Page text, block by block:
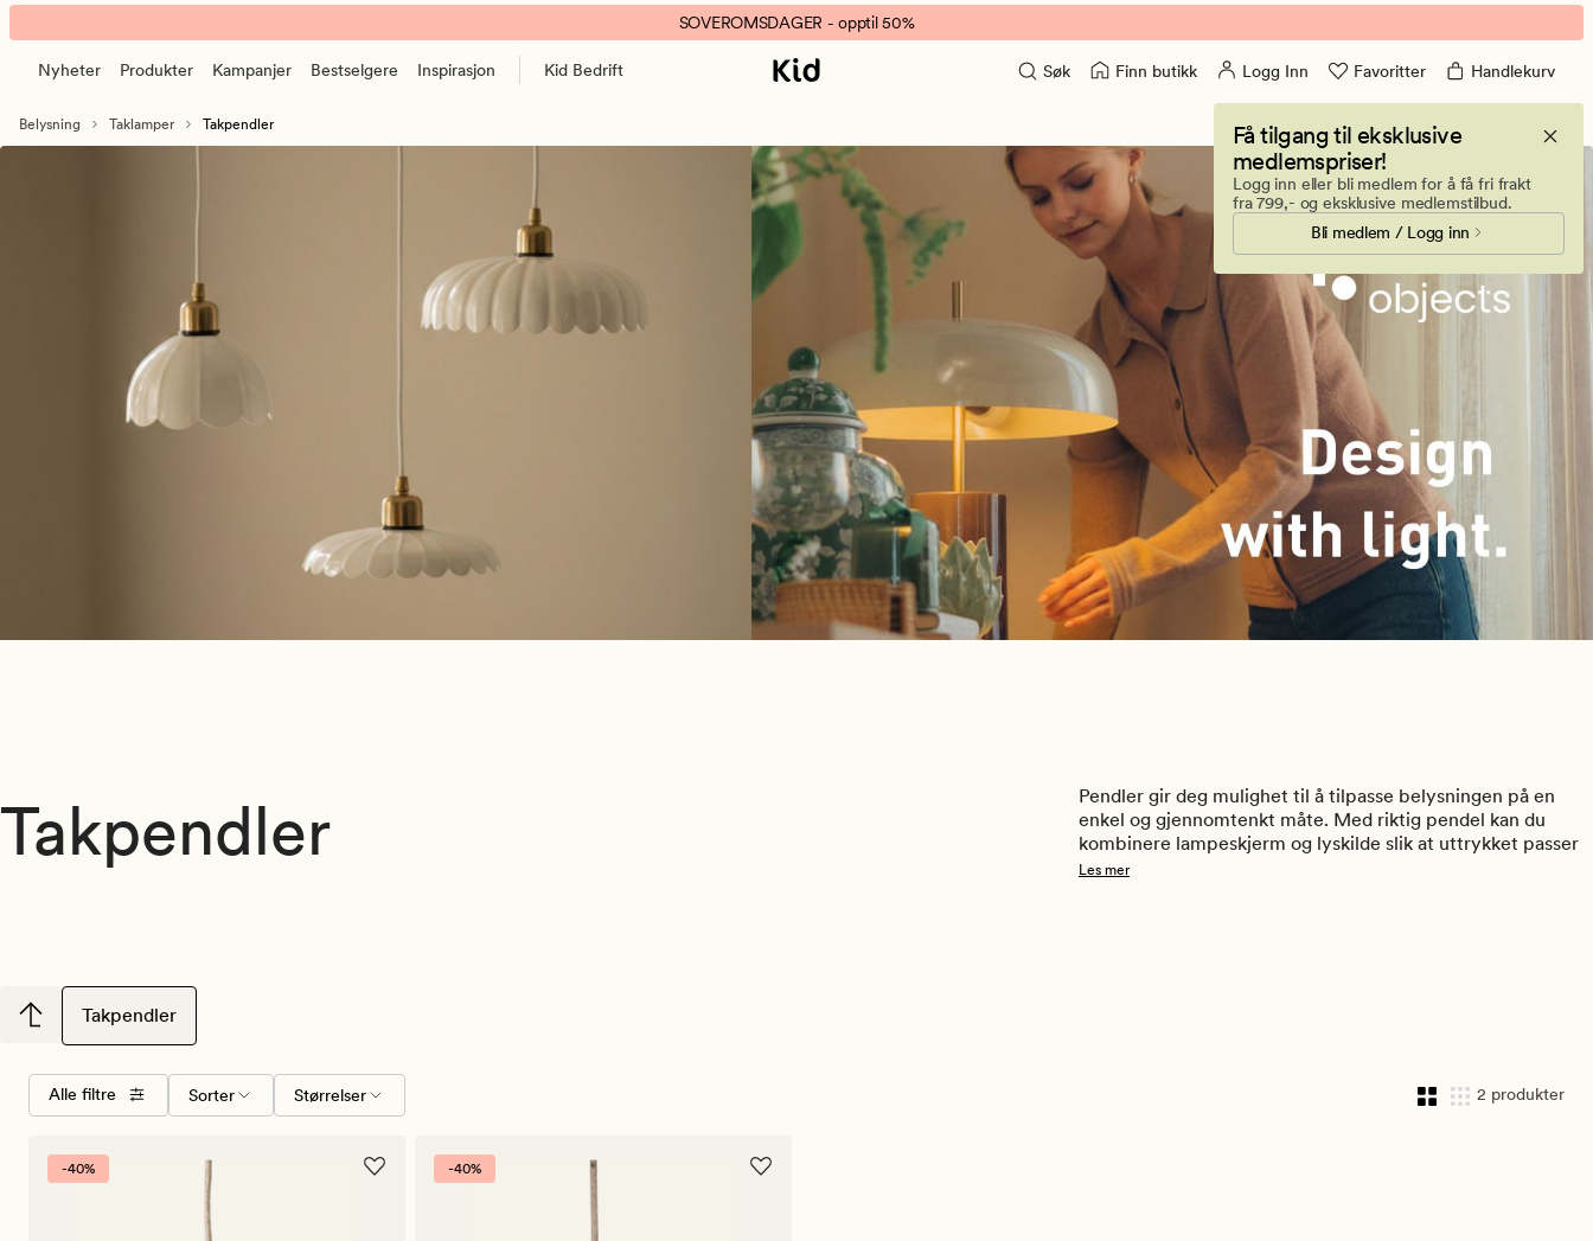
Takpendler
–
fleksibel
med
pendler
banner.
Klikk
for
SOVEROMSDAGER - opptil 50%
Nyheter Produkter Kampanjer Bestselgere Inspirasjon Kid Bedrift Søk Finn butikk Logg Inn Favoritter Handlekurv
Få tilgang til eksklusive
medlemspriser!
Logg inn eller bli medlem for å få fri frakt
fra 799,- og eksklusive medlemstilbud.
Bli medlem / Logg inn
Belysning Taklamper Takpendler
Takpendler
Pendler gir deg mulighet til å tilpasse belysningen på en
enkel og gjennomtenkt måte. Med riktig pendel kan du
kombinere lampeskjerm og lyskilde slik at uttrykket passer
både rom og behov. I vårt utvalg finner du både pendler
Les mer
Takpendler
Alle filtre
Velg
sorteringsrekkefølge
Sorter Størrelser
Størrelser 2 produkter
-40% -40%